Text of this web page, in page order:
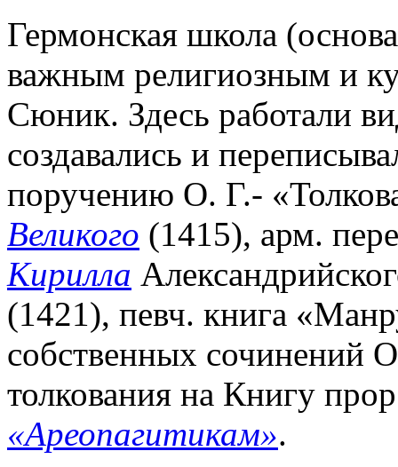
Гермонская школа
важным религиозным и
Сюник. Здесь работали
создавались и
поручению О. Г.-
Великого (1415), арм.
Кирилла
(1421), певч. книга
собственных сочинений
толкования на Книгу
«Ареопагитикам».